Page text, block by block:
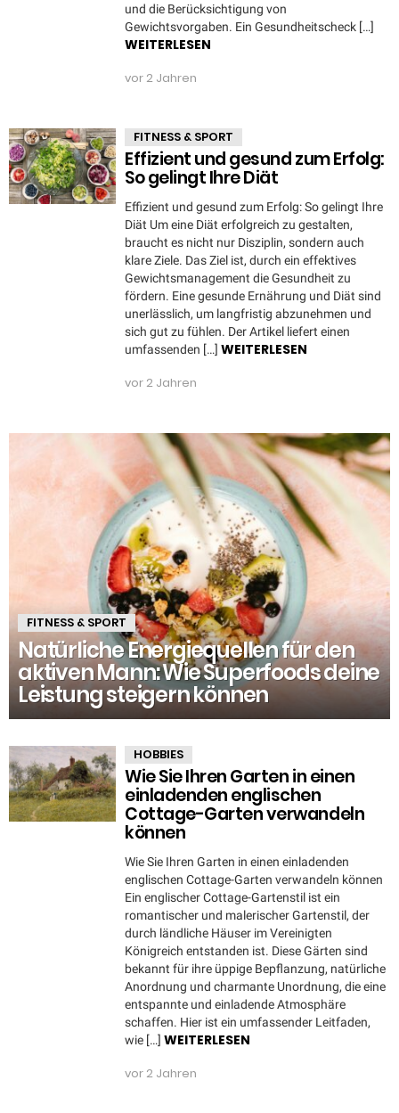
und die Berücksichtigung von
Gewichtsvorgaben. Ein Gesundheitscheck […]
WEITERLESEN
vor 2 Jahren
FITNESS & SPORT
Effizient und gesund zum Erfolg:
So gelingt Ihre Diät
Effizient und gesund zum Erfolg: So gelingt Ihre
Diät Um eine Diät erfolgreich zu gestalten,
braucht es nicht nur Disziplin, sondern auch
klare Ziele. Das Ziel ist, durch ein effektives
Gewichtsmanagement die Gesundheit zu
fördern. Eine gesunde Ernährung und Diät sind
unerlässlich, um langfristig abzunehmen und
sich gut zu fühlen. Der Artikel liefert einen
umfassenden […] WEITERLESEN
vor 2 Jahren
FITNESS & SPORT
Natürliche Energiequellen für den
aktiven Mann: Wie Superfoods deine
Leistung steigern können
HOBBIES
Wie Sie Ihren Garten in einen
einladenden englischen
Cottage-Garten verwandeln
können
Wie Sie Ihren Garten in einen einladenden
englischen Cottage-Garten verwandeln können
Ein englischer Cottage-Gartenstil ist ein
romantischer und malerischer Gartenstil, der
durch ländliche Häuser im Vereinigten
Königreich entstanden ist. Diese Gärten sind
bekannt für ihre üppige Bepflanzung, natürliche
Anordnung und charmante Unordnung, die eine
entspannte und einladende Atmosphäre
schaffen. Hier ist ein umfassender Leitfaden,
wie […] WEITERLESEN
vor 2 Jahren